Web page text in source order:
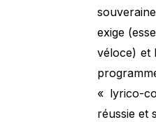
exige
véloce) et
« lyrico-
réussie et